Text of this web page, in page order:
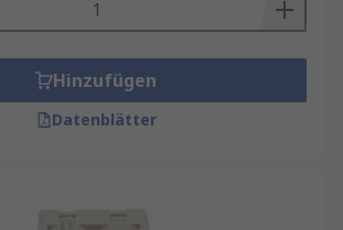
Hinzufügen
Datenblätter